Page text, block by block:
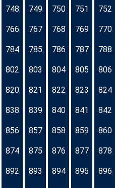
748 749 750 751 752
766 767 768 769 770
784 785 786 787 788
802 803 804 805 806
820 821 822 823 824
838 839 840 841 842
856 857 858 859 860
874 875 876 877 878
892 893 894 895 896